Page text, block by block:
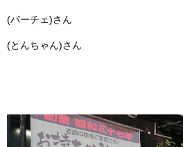
(パーチェ)さん
(とんちゃん)さん